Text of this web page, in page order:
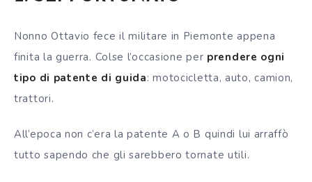
Nonno Ottavio fece il militare in Piemonte appena
finita la guerra. Colse l’occasione per prendere ogni
tipo di patente di guida: motocicletta, auto, camion,
trattori.
All’epoca non c’era la patente A o B quindi lui arraffò
tutto sapendo che gli sarebbero tornate utili.